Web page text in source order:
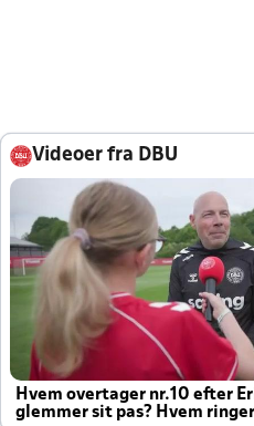
Videoer fra DBU
Hvem overtager nr.10 efter
glemmer sit pas? Hvem